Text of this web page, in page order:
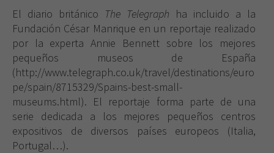
El diario británico The Telegraph ha incluido a la
Fundación César Manrique en un reportaje realizado
por la experta Annie Bennett sobre los mejores
pequeños museos de España
(http://www.telegraph.co.uk/travel/destinations/euro
pe/spain/8715329/Spains-best-small-
museums.html). El reportaje forma parte de una
serie dedicada a los mejores pequeños centros
expositivos de diversos países europeos (Italia,
Portugal…).